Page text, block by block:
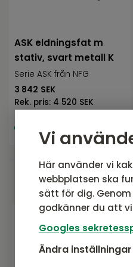
Vi
Här använder vi
webbplatsen ska
sätt för dig.
godkänner du att
Googles
Ändra inställningar
ASK eldningsfat m
stativ, svart metall K
Serie ASK från NFG
3 842 SEK
Rek. pris: 4 520 SEK
butik
Prenumerera